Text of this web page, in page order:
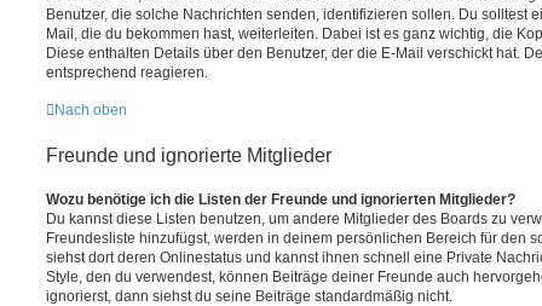
Benutzer, die solche Nachrichten senden, identifizieren sollen. Du solltest
Mail, die du bekommen hast, weiterleiten. Dabei ist es ganz wichtig, die
Diese enthalten Details über den Benutzer, der die E-Mail verschickt hat.
entsprechend reagieren.
Nach oben
Freunde und ignorierte Mitglieder
Wozu benötige ich die Listen der Freunde und ignorierten Mitglieder?
Du kannst diese Listen benutzen, um andere Mitglieder des Boards zu
Freundesliste hinzufügst, werden in deinem persönlichen Bereich für den
siehst dort deren Onlinestatus und kannst ihnen schnell eine Private
Style, den du verwendest, können Beiträge deiner Freunde auch
ignorierst, dann siehst du seine Beiträge standardmäßig nicht.